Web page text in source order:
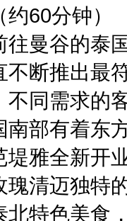
60分钟）
曼谷的泰
不断推出最
不同需求的
南部有着
堤雅全新开
瑰清迈独特
北特色美食